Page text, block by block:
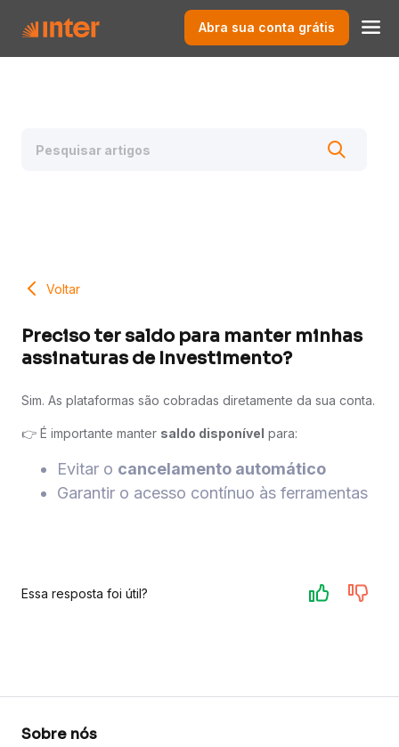
Abra sua conta grátis
Voltar
Preciso ter saldo para manter minhas
assinaturas de Investimento?
Sim. As plataformas são cobradas diretamente da sua conta.
👉 É importante manter saldo disponível para:
Evitar o cancelamento automático
Garantir o acesso contínuo às ferramentas
Essa resposta foi útil?
Sobre nós